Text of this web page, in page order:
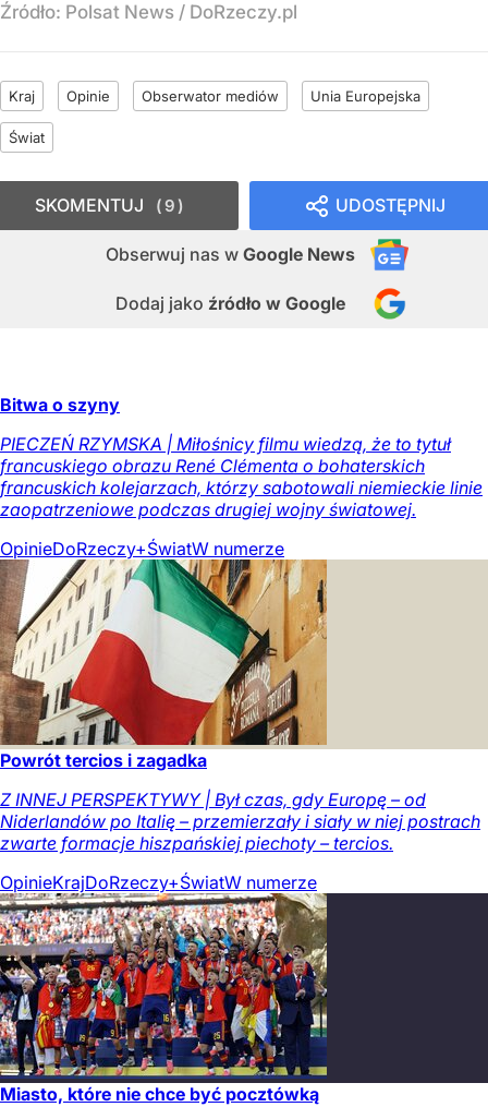
Źródło: Polsat News / DoRzeczy.pl
Kraj Opinie Obserwator mediów Unia Europejska
Świat
UDOSTĘPNIJ
Obserwuj nas w Google News
Dodaj jako źródło w Google
SKOMENTUJ 9
Bitwa o szyny
PIECZEŃ RZYMSKA | Miłośnicy filmu wiedzą, że to tytuł
francuskiego obrazu René Clémenta o bohaterskich
francuskich kolejarzach, którzy sabotowali niemieckie linie
zaopatrzeniowe podczas drugiej wojny światowej.
OpinieDoRzeczy+ŚwiatW numerze
Powrót tercios i zagadka
Z INNEJ PERSPEKTYWY | Był czas, gdy Europę – od
Niderlandów po Italię – przemierzały i siały w niej postrach
zwarte formacje hiszpańskiej piechoty – tercios.
OpinieKrajDoRzeczy+ŚwiatW numerze
Miasto, które nie chce być pocztówką